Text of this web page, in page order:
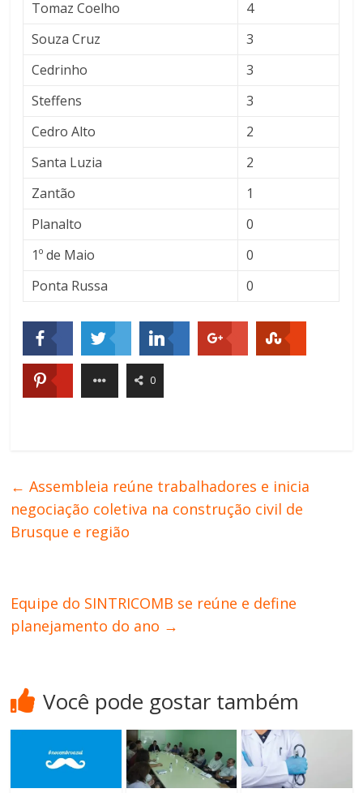
Tomaz Coelho
4
Souza Cruz
3
Cedrinho
3
Steffens
3
Cedro Alto
2
Santa Luzia
2
Zantão
1
Planalto
0
1º de Maio
0
Ponta Russa
0
0
← Assembleia reúne trabalhadores e inicia
negociação coletiva na construção civil de
Brusque e região
Equipe do SINTRICOMB se reúne e define
planejamento do ano →
Você pode gostar também